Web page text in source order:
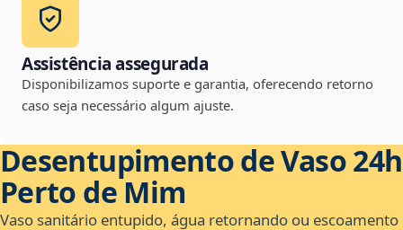
Assistência assegurada
Disponibilizamos suporte e garantia, oferecendo retorno
caso seja necessário algum ajuste.
Desentupimento de Vaso 24h
Perto de Mim
Vaso sanitário entupido, água retornando ou escoamento